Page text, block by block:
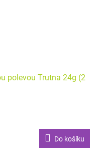
polevou Trutna 24g (2
Do košíku